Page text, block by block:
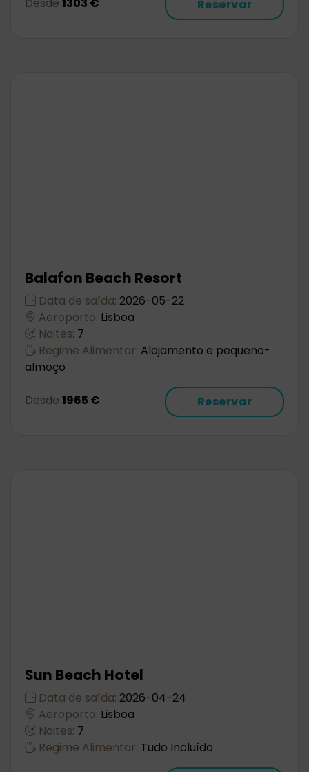
Desde 1303 € Reservar
Balafon Beach Resort
Data de saída: 2026-05-22
Aeroporto: Lisboa
Noites: 7
Regime Alimentar: Alojamento e pequeno-
almoço
Desde 1965 € Reservar
Sun Beach Hotel
Data de saída: 2026-04-24
Aeroporto: Lisboa
Noites: 7
Regime Alimentar: Tudo Incluído